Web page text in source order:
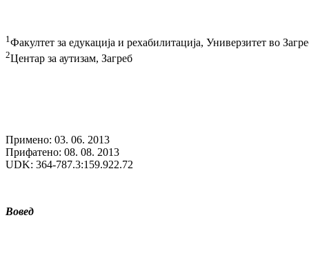
1Факултет за едукација и рехабилитација, Универзитет во
2Центар за аутизам, Загреб
Примено: 03. 06. 2013
Прифатено: 08. 08. 2013
UDK: 364-787.3:159.922.72
Вовед